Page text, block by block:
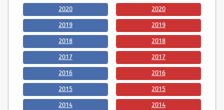
2020
2019
2018
2017
2016
2015
2014
2020
2019
2018
2017
2016
2015
2014